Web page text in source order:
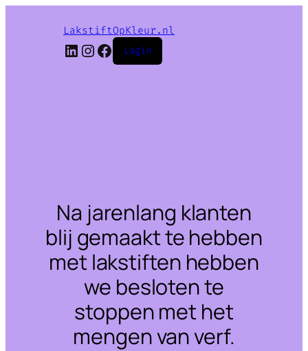
LakstiftOpKleur.nl
LinkedIn
Instagram
Facebook
Login
Na jarenlang klanten
blij gemaakt te hebben
met lakstiften hebben
we besloten te
stoppen met het
mengen van verf.